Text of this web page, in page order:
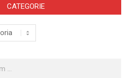
CATEGORIE